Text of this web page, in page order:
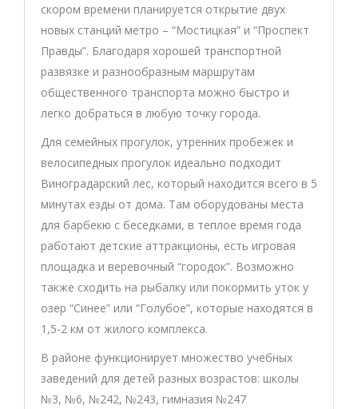
скором времени планируется открытие двух
новых станций метро – “Мостицкая” и “Проспект
Правды”. Благодаря хорошей транспортной
развязке и разнообразным маршрутам
общественного транспорта можно быстро и
легко добраться в любую точку города.
Для семейных прогулок, утренних пробежек и
велосипедных прогулок идеально подходит
Виноградарский лес, который находится всего в 5
минутах езды от дома. Там оборудованы места
для барбекю с беседками, в теплое время года
работают детские аттракционы, есть игровая
площадка и веревочный “городок”. Возможно
также сходить на рыбалку или покормить уток у
озер “Синее” или “Голубое”, которые находятся в
1,5-2 км от жилого комплекса.
В районе функционирует множество учебных
заведений для детей разных возрастов: школы
№3, №6, №242, №243, гимназия №247